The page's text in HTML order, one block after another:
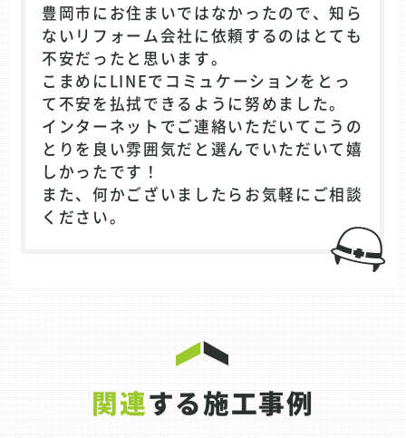
豊岡市にお住まいではなかったので、知ら
ないリフォーム会社に依頼するのはとても
不安だったと思います。
こまめにLINEでコミュケーションをとっ
て不安を払拭できるように努めました。
インターネットでご連絡いただいてこうの
とりを良い雰囲気だと選んでいただいて嬉
しかったです！
また、何かございましたらお気軽にご相談
ください。
関連する施工事例